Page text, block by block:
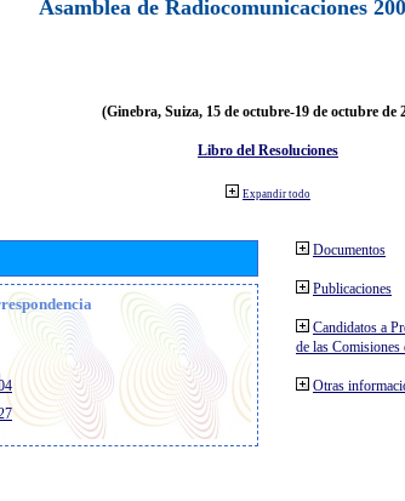
Asamblea de Radiocomunicaciones
(Ginebra, Suiza, 15 de octubre-19 de octubre de
Libro del Resoluciones
Expandir todo
Documentos
Publicaciones
Candidatos a
de las
Otras